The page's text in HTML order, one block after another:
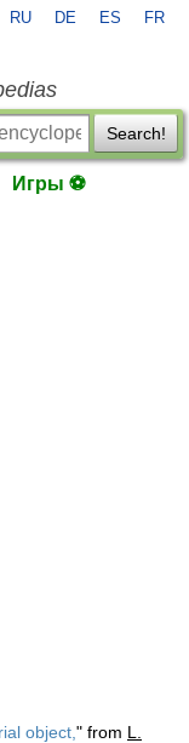
RU DE ES FR
Search!
Игры ⚽
object, " from L.